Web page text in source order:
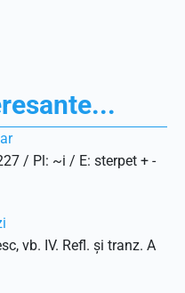
/ Pl: ~i / E: sterpet + -
vb. IV. Refl. și tranz. A